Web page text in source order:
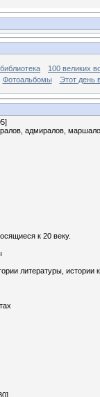
100 великих
Фотоальбомы Этот день
адмиралов,
к 20 веку.
литературы, истории